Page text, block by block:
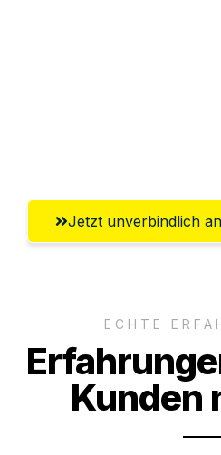
Jetzt unverbindlich
ECHTE
Kunden